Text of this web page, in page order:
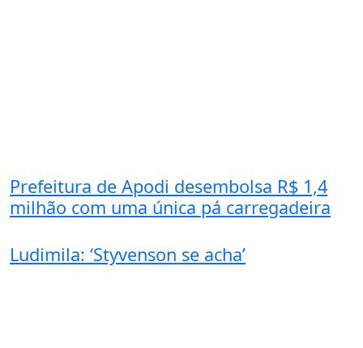
Prefeitura de Apodi desembolsa R$ 1,4
milhão com uma única pá carregadeira
Ludimila: ‘Styvenson se acha’